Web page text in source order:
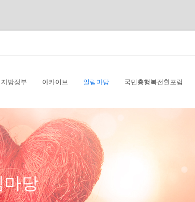
방정부 아카이브 알림마당 국민총행복전환포럼
당